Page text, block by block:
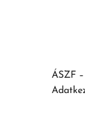
ÁSZF